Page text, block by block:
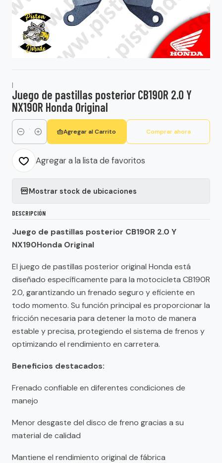
|
Juego de pastillas posterior CB190R 2.0 Y
NX190R Honda Original
Cantidad
Agregar al Carrito Comprar ahora
Agregar a la lista de favoritos
Mostrar stock de ubicaciones
DESCRIPCIÓN
Juego de pastillas posterior CB190R 2.0 Y
NX190Honda Original
El juego de pastillas posterior original Honda está
diseñado específicamente para la motocicleta CB190R
2.0, garantizando un frenado seguro y eficiente en
todo momento. Su función principal es proporcionar la
fricción necesaria para detener la moto de manera
estable y precisa, protegiendo el sistema de frenos y
optimizando el rendimiento en carretera.
Beneficios destacados:
Frenado confiable en diferentes condiciones de
manejo
Menor desgaste del disco de freno gracias a su
material de calidad
Mantiene el rendimiento original de fábrica